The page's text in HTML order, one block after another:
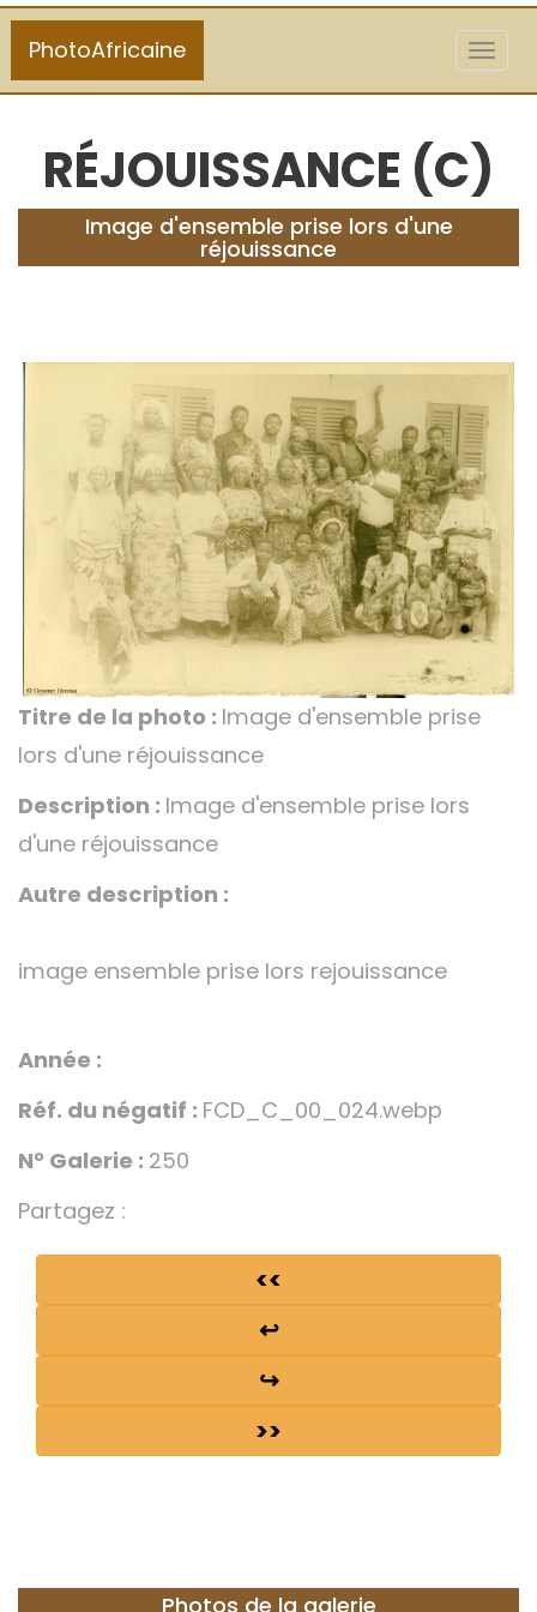
PhotoAfricaine
RÉJOUISSANCE (C)
Image d'ensemble prise lors d'une
réjouissance
Titre de la photo : Image d'ensemble prise
lors d'une réjouissance
Description : Image d'ensemble prise lors
d'une réjouissance
Autre description :
image ensemble prise lors rejouissance
Année :
Réf. du négatif : FCD_C_00_024.webp
N° Galerie : 250
Partagez :
<<
↩
↪
>>
Photos de la galerie